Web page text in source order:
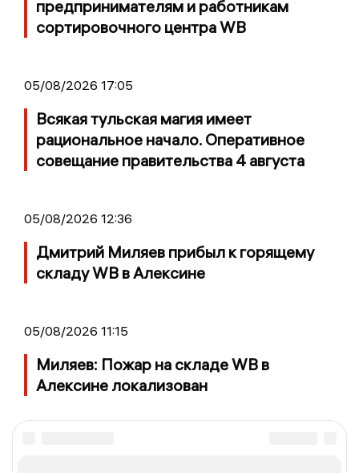
предпринимателям и работникам
сортировочного центра WB
05/08/2026 17:05
Всякая тульская магия имеет
рациональное начало. Оперативное
совещание правительства 4 августа
05/08/2026 12:36
Дмитрий Миляев прибыл к горящему
складу WB в Алексине
05/08/2026 11:15
Миляев: Пожар на складе WB в
Алексине локализован